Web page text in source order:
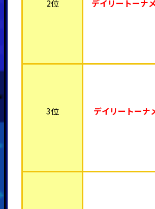
2位 デイリートーナ
3位 デイリートーナ